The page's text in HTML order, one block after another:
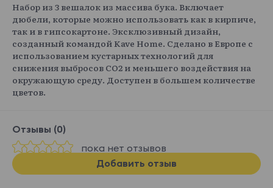
Набор из 3 вешалок из массива бука. Включает
дюбели, которые можно использовать как в кирпиче,
так и в гипсокартоне. Эксклюзивный дизайн,
созданный командой Kave Home. Сделано в Европе с
использованием кустарных технологий для
снижения выбросов CO2 и меньшего воздействия на
окружающую среду. Доступен в большем количестве
цветов.
Отзывы (0)
пока нет отзывов
Добавить отзыв